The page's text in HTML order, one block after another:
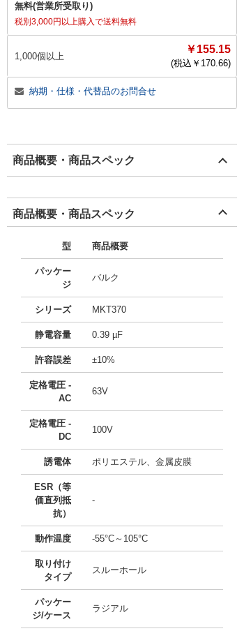
無料(営業所受取り)
税別3,000円以上購入で送料無料
1,000個以上
￥155.15
(税込￥ 170.66)
納期・仕様・代替品のお問合せ
商品概要・商品スペック
商品概要・商品スペック
型 商品概要
パッケー
ジ
バルク
シリーズ MKT370
静電容量 0.39 µF
許容誤差 ±10%
定格電圧 -
AC
63V
定格電圧 -
DC
100V
誘電体 ポリエステル、金属皮膜
ESR（等
価直列抵
抗）
-
動作温度 -55°C～105°C
取り付け
タイプ
スルーホール
パッケー
ジ/ケース
ラジアル